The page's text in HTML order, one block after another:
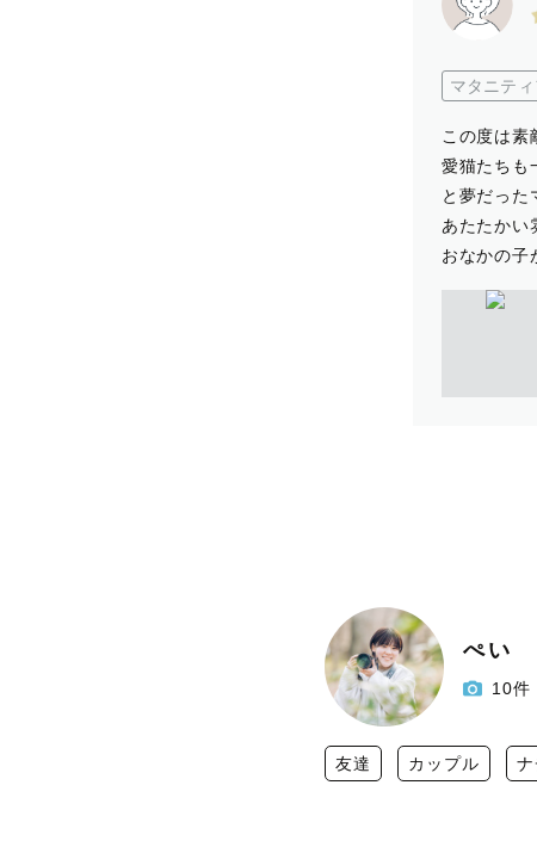
マタニティ
この度は素
愛猫たちも
と夢だった
あたたかい
おなかの子
ぺい
10件
友達 カップル